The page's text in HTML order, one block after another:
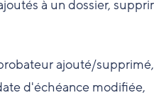
à un dossier,
ajouté/supprimé,
d'échéance modifiée,